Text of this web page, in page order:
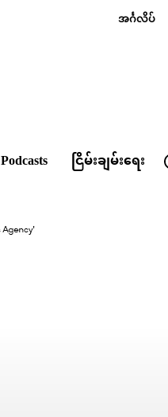
အင်္ဂလိပ်
Podcasts ငြိမ်းချမ်းရေး